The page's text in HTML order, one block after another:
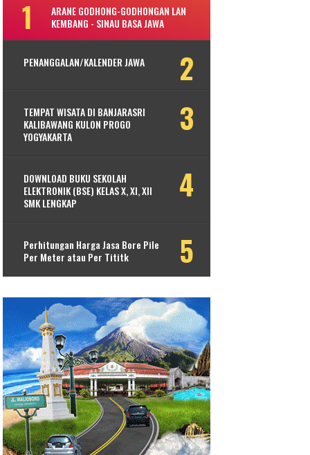
ARANE GODHONG-GODHONGAN LAN
KEMBANG - SINAU BASA JAWA
PENANGGALAN/KALENDER JAWA
TEMPAT WISATA DI BANJARASRI
KALIBAWANG KULON PROGO
YOGYAKARTA
DOWNLOAD BUKU SEKOLAH
ELEKTRONIK (BSE) KELAS X, XI, XII
SMK LENGKAP
Perhitungan Harga Jasa Bore Pile
Per Meter atau Per Tititk